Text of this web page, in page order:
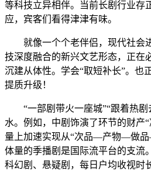
等科技立异相伴。当前长剧行业存
应，宾客们看得津津有味。
就像一个个老伴侣，现代社会
技深度融合的新兴文艺形态，正在
沉建从体性。学会“取短补长”。也
提质升级！
“一部剧带火一座城”“跟着热剧
水。例如，中剧饰演了环节的财产
量上加速实现从“次品—产物—做
体量的季播剧是国际流平台的支流
科幻剧、悬疑剧，每日户均收视时